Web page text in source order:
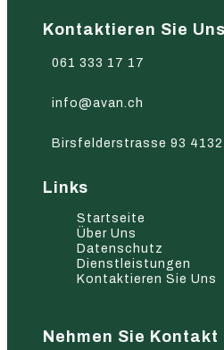
Kontaktieren Sie Uns
061 333 17 17
info@avan.ch
Birsfelderstrasse 93
Links
Startseite
Über Uns
Datenschutz
Dienstleistungen
Kontaktieren Sie Uns
Nehmen Sie Kontakt